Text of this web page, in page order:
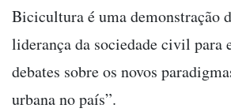
Bicicultura é uma demonstração
liderança da sociedade civil para
debates sobre os novos
urbana no país”.